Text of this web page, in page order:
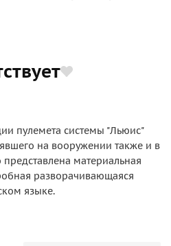
пулемета системы "Льюис"
на вооружении также и в
материальная
разворачивающаяся
языке.